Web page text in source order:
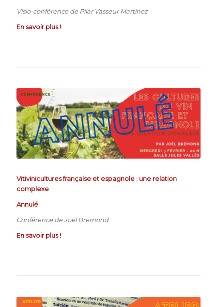
Visio-conférence de Pilar Vasseur Martínez
En savoir plus !
Vitivinicultures française et espagnole : une relation
complexe
Annulé
Conférence de Joël Brémond
En savoir plus !